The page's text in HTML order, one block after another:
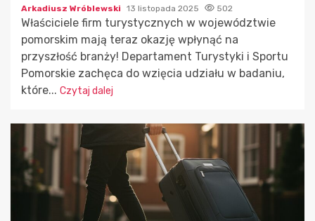
Arkadiusz Wróblewski 13 listopada 2025 502
Właściciele firm turystycznych w województwie
pomorskim mają teraz okazję wpłynąć na
przyszłość branży! Departament Turystyki i Sportu
Pomorskie zachęca do wzięcia udziału w badaniu,
które... Czytaj dalej